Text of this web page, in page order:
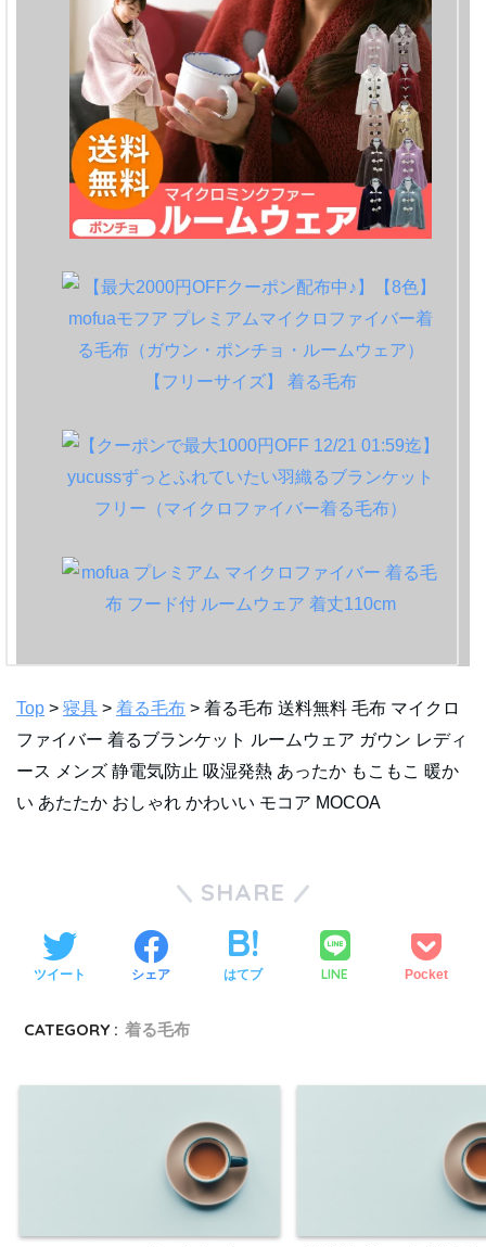
Top > 寝具 > 着る毛布 > 着る毛布 送料無料 毛布 マイクロ
ファイバー 着るブランケット ルームウェア ガウン レディ
ース メンズ 静電気防止 吸湿発熱 あったか もこもこ 暖か
い あたたか おしゃれ かわいい モコア MOCOA
SHARE
ツイート シェア はてブ LINE Pocket
CATEGORY : 着る毛布